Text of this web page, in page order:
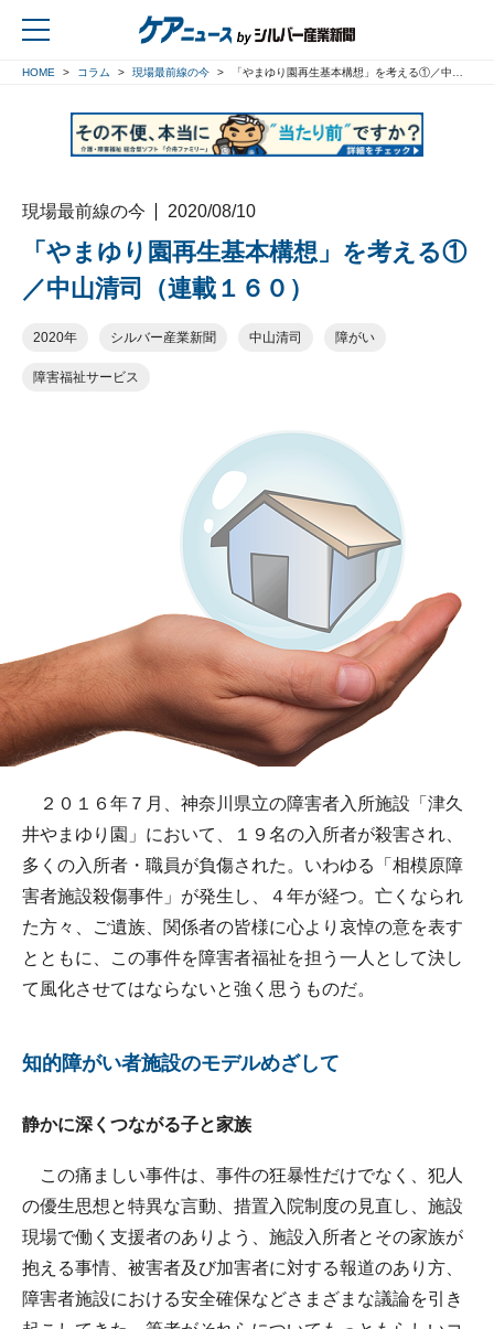
HOME コラム 現場最前線の今 「やまゆり園再生基本構想」を考える①／中山清司（連載１６０）
現場最前線の今 2020/08/10
「やまゆり園再生基本構想」を考える①
／中山清司（連載１６０）
2020年 シルバー産業新聞 中山清司 障がい
障害福祉サービス
２０１６年７月、神奈川県立の障害者入所施設「津久
井やまゆり園」において、１９名の入所者が殺害され、
多くの入所者・職員が負傷された。いわゆる「相模原障
害者施設殺傷事件」が発生し、４年が経つ。亡くなられ
た方々、ご遺族、関係者の皆様に心より哀悼の意を表す
とともに、この事件を障害者福祉を担う一人として決し
て風化させてはならないと強く思うものだ。
知的障がい者施設のモデルめざして
静かに深くつながる子と家族
この痛ましい事件は、事件の狂暴性だけでなく、犯人
の優生思想と特異な言動、措置入院制度の見直し、施設
現場で働く支援者のありよう、施設入所者とその家族が
抱える事情、被害者及び加害者に対する報道のあり方、
障害者施設における安全確保などさまざまな議論を引き